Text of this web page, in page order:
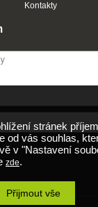
Kontakty
stránek
od vás souhlas,
v "Nastavení
zde.
Přijmout vše